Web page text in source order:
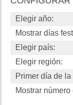
Elegir año:
Mostrar días
Elegir país:
Elegir región:
Primer día de la
Mostrar